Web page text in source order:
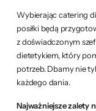
Wybierając catering
posiłki będą
z doświadczonym
dietetykiem, który
potrzeb. Dbamy nie
każdego dania.
Najważniejsze zalety